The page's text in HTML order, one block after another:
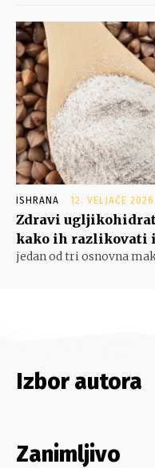
ISHRANA 12. VELJAČE 2026.
Zdravi
kako ih razlikovati
jedan od tri osnovna
Izbor autora
Zanimljivo